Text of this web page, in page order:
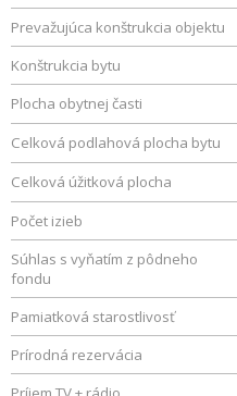
Prevažujúca konštrukcia objektu
Konštrukcia bytu
Plocha obytnej časti
Celková podlahová plocha bytu
Celková úžitková plocha
Počet izieb
Súhlas s vyňatím z pôdneho
fondu
Pamiatková starostlivosť
Prírodná rezervácia